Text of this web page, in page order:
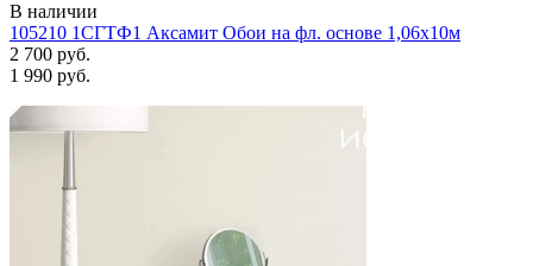
В наличии
105210 1СГТФ1 Аксамит Обои на фл. основе 1,06х10м
2 700 руб.
1 990 руб.